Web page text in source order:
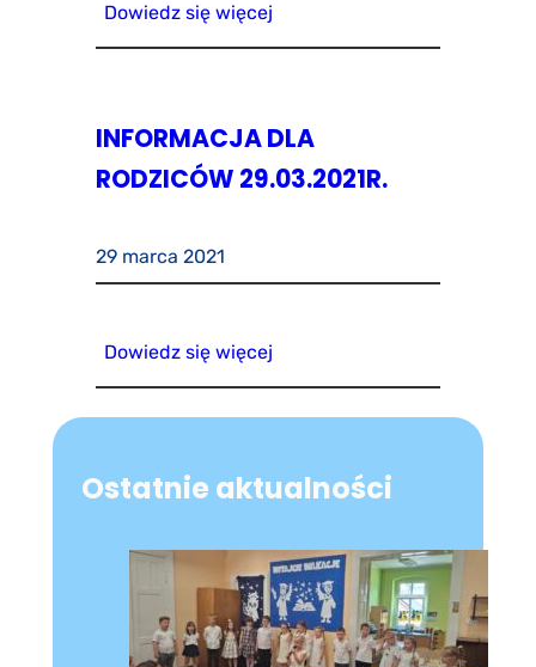
Dowiedz się więcej
INFORMACJA DLA
RODZICÓW 29.03.2021R.
29 marca 2021
Dowiedz się więcej
Ostatnie aktualności